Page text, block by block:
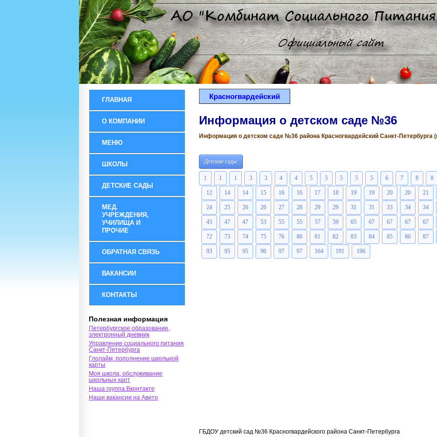
ГЛАВНАЯ
О КОМПАНИИ
МЕНЮ
ШКОЛЫ
ДЕТСКИЕ САДЫ
МЕД.
УЧРЕЖДЕНИЯ,
УЧИЛИЩА И
ПРОЧИЕ
ОБРАТНАЯ СВЯЗЬ
ВАКАНСИИ
КОНТАКТЫ
Полезная информация
Петербургское образование,
электронный дневник
Управление социального питания
Санкт-Петербурга
Глолайм, пополнение школьной
карты
Моя школа, обслуживание
школьных карт
Наша группа Вконтакте
Наши вакансии на Авито
Красногвардейский
Информация о детском саде №36
Информация о детском саде №36 района Красногвардейский Санкт-Петербурга
Детские сады:
1 1 1 3 3 4 4 5 5 5 5 5 6 7 8 8
12 14 14 15 16 16 17 18 19 19 20 20 21
24 25 26 26 27 28 29 29 31 31 33 34 34
45 47 47 53 55 55 57 59 65 67 67 67 67
72 73 74 75 76 80 81 82 83 84 85 86 87
93 95 95 96 97 97 164 191 196
ГБДОУ детский сад №36 Красногвардейского района Санкт-Петербурга